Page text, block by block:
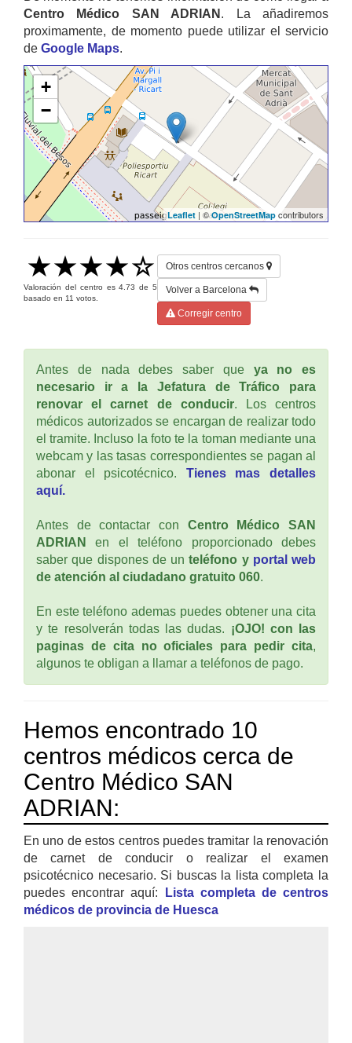
Centro Médico SAN ADRIAN . La añadiremos
proximamente, de momento puede utilizar el servicio
de Google Maps.
+
−
Leaflet | ©OpenStreetMap contributors
Valoración del centro es4.73 de5
basado en 11 votos.
Otros centros cercanos
Volver a Barcelona
Corregir centro
Antes de nada debes saber que ya no es
necesario ir a la Jefatura de Tráfico para
renovar el carnet de conducir. Los centros
médicos autorizados se encargan de realizar todo
el tramite. Incluso la foto te la toman mediante una
webcam y las tasas correspondientes se pagan al
abonar el psicotécnico. Tienes mas detalles
aquí.
Antes de contactar con Centro Médico SAN
ADRIAN
en el teléfono proporcionado debes
saber que dispones de unteléfono y portal web
de atención al ciudadano gratuito 060.
En este teléfono ademas puedes obtener una cita
y te resolverán todas las dudas. ¡OJO! con las
paginas de cita no oficiales para pedir cita,
algunos te obligan a llamar a teléfonos de pago.
Hemos encontrado 10
centros médicos cerca de
Centro Médico SAN
ADRIAN:
En uno de estos centros puedes tramitar la renovación
de carnet de conducir o realizar el examen
psicotécnico necesario. Si buscas la lista completa la
puedes encontrar aquí:
Lista completa de centros
médicos de provincia de Huesca